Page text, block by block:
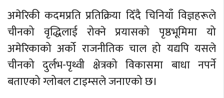
अमेरिकी कदमप्रति प्रतिक्रिया दिँदै चिनियाँ विज्ञहरूले
चीनको वृद्धिलाई रोक्ने प्रयासको पृष्ठभूमिमा यो
अमेरिकाको अर्को राजनीतिक चाल हो यद्यपि यसले
चीनको दुर्लभ-पृथ्वी क्षेत्रको विकासमा बाधा नपर्ने
बताएको ग्लोबल टाइम्सले जनाएको छ।